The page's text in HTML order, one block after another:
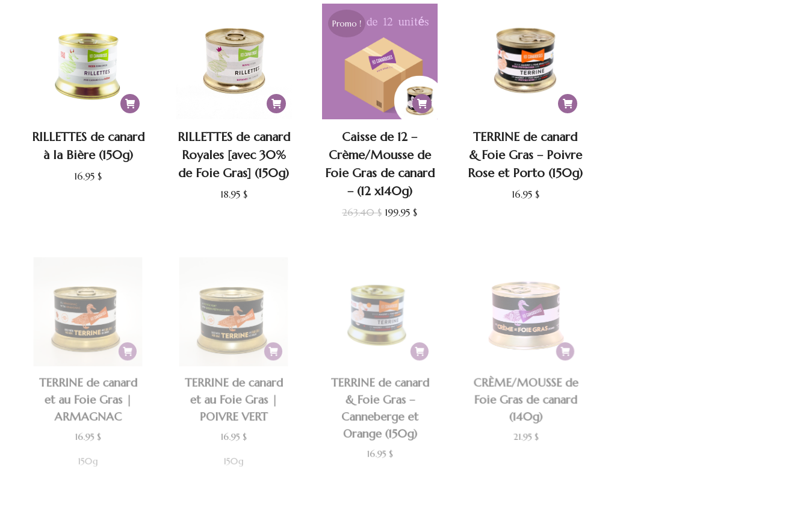
RILLETTES de canard
à la Bière (150g)
16.95 $
RILLETTES de canard
Royales [avec 30%
de Foie Gras] (150g)
18.95 $
Promo !
Caisse de 12 –
Crème/Mousse de
Foie Gras de canard
– (12 x140g)
263.40$ Le
199.95 $Le
TERRINE de canard
& Foie Gras – Poivre
Rose et Porto (150g)
16.95 $
TERRINE de canard
et au Foie Gras |
ARMAGNAC
16.95$
150g
TERRINE de canard
et au Foie Gras |
POIVRE VERT
16.95$
150g
TERRINE de canard
& Foie Gras –
Canneberge et
Orange (150g)
16.95 $
CRÈME/MOUSSE de
Foie Gras de canard
(140g)
21.95 $